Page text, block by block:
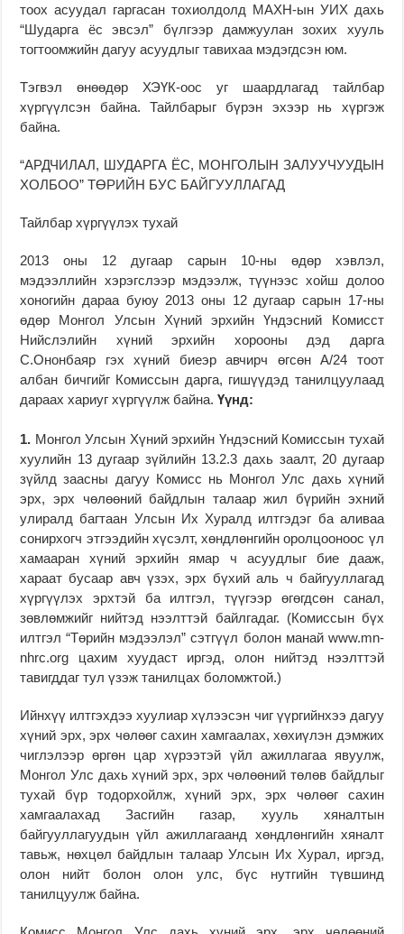
тоох асуудал гаргасан тохиолдолд МАХН-ын УИХ дахь
“Шударга ёс эвсэл” бүлгээр дамжуулан зохих хууль
тогтоомжийн дагуу асуудлыг тавихаа мэдэгдсэн юм.
Тэгвэл өнөөдөр ХЭҮК-оос уг шаардлагад тайлбар
хүргүүлсэн байна. Тайлбарыг бүрэн эхээр нь хүргэж
байна.
“АРДЧИЛАЛ, ШУДАРГА ЁС, МОНГОЛЫН ЗАЛУУЧУУДЫН
ХОЛБОО” ТӨРИЙН БУС БАЙГУУЛЛАГАД
Тайлбар хүргүүлэх тухай
2013 оны 12 дугаар сарын 10-ны өдөр хэвлэл,
мэдээллийн хэрэгслээр мэдээлж, түүнээс хойш долоо
хоногийн дараа буюу 2013 оны 12 дугаар сарын 17-ны
өдөр Монгол Улсын Хүний эрхийн Үндэсний Комисст
Нийслэлийн хүний эрхийн хорооны дэд дарга
С.Ононбаяр гэх хүний биеэр авчирч өгсөн А/24 тоот
албан бичгийг Комиссын дарга, гишүүдэд танилцуулаад
дараах хариуг хүргүүлж байна.Үүнд:
1. Монгол Улсын Хүний эрхийн Үндэсний Комиссын тухай
хуулийн 13 дугаар зүйлийн 13.2.3 дахь заалт, 20 дугаар
зүйлд заасны дагуу Комисс нь Монгол Улс дахь хүний
эрх, эрх чөлөөний байдлын талаар жил бүрийн эхний
улиралд багтаан Улсын Их Хуралд илтгэдэг ба аливаа
сонирхогч этгээдийн хүсэлт, хөндлөнгийн оролцооноос үл
хамааран хүний эрхийн ямар ч асуудлыг бие дааж,
хараат бусаар авч үзэх, эрх бүхий аль ч байгууллагад
хүргүүлэх эрхтэй ба илтгэл, түүгээр өгөгдсөн санал,
зөвлөмжийг нийтэд нээлттэй байлгадаг. (Комиссын бүх
илтгэл “Төрийн мэдээлэл” сэтгүүл болон манай www.mn-
nhrc.org цахим хуудаст иргэд, олон нийтэд нээлттэй
тавигддаг тул үзэж танилцах боломжтой.)
Ийнхүү илтгэхдээ хуулиар хүлээсэн чиг үүргийнхээ дагуу
хүний эрх, эрх чөлөөг сахин хамгаалах, хөхиүлэн дэмжих
чиглэлээр өргөн цар хүрээтэй үйл ажиллагаа явуулж,
Монгол Улс дахь хүний эрх, эрх чөлөөний төлөв байдлыг
тухай бүр тодорхойлж, хүний эрх, эрх чөлөөг сахин
хамгаалахад Засгийн газар, хууль хяналтын
байгууллагуудын үйл ажиллагаанд хөндлөнгийн хяналт
тавьж, нөхцөл байдлын талаар Улсын Их Хурал, иргэд,
олон нийт болон олон улс, бүс нутгийн түвшинд
танилцуулж байна.